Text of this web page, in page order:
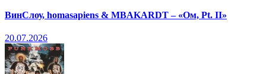
ВинСлоу, homasapiens & MBAKARDT – «Ом, Pt. II»
20.07.2026